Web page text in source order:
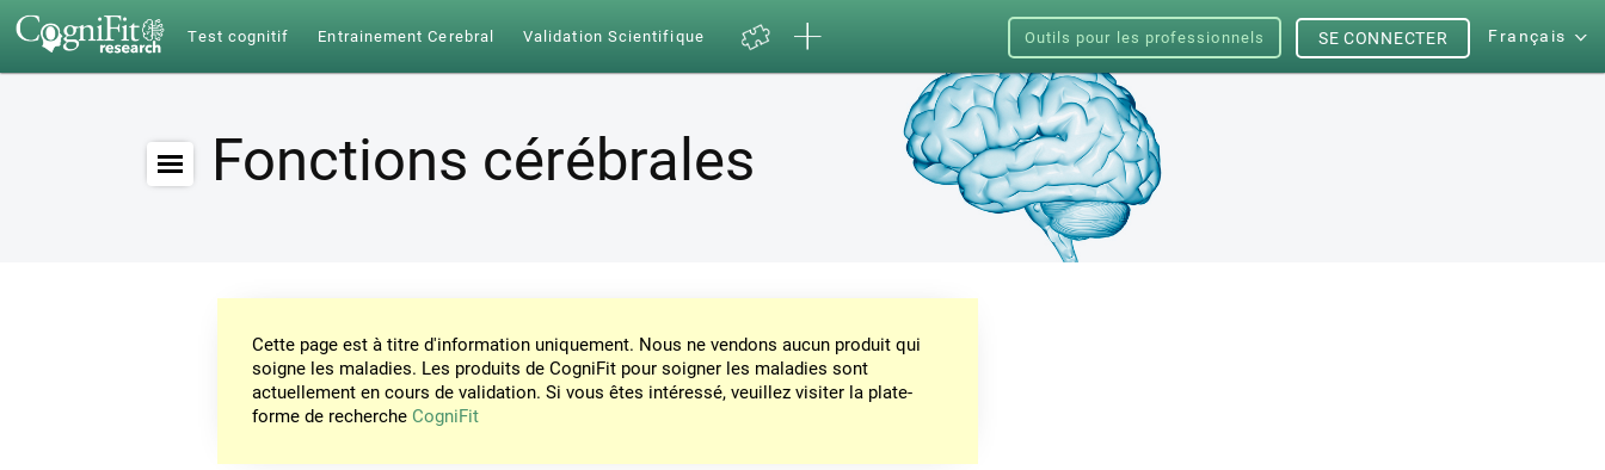
Test cognitif Entrainement Cerebral Validation Scientifique Outils pour les professionnels Français
SE CONNECTER
Fonctions cérébrales
Cette page est à titre d'information uniquement. Nous ne vendons aucun produit qui
soigne les maladies. Les produits de CogniFit pour soigner les maladies sont
actuellement en cours de validation. Si vous êtes intéressé, veuillez visiter la plate-
forme de recherche CogniFit